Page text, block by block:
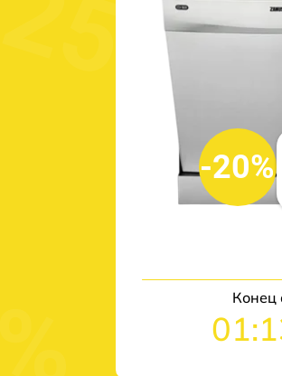
-20%
Конец